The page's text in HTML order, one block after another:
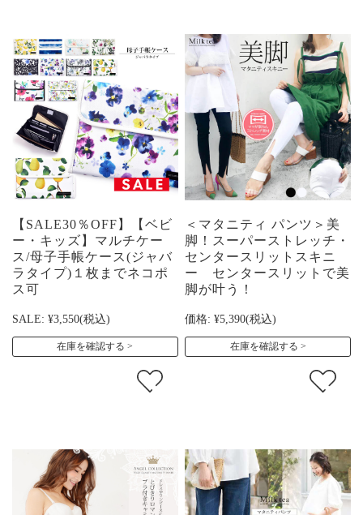
【SALE30％OFF】【ベビ
ー・キッズ】マルチケー
ス/母子手帳ケース(ジャバ
ラタイプ)１枚までネコポ
ス可
SALE: ¥3,550(税込)
在庫を確認する
＜マタニティ パンツ＞美
脚！スーパーストレッチ・
センタースリットスキニ
ー センタースリットで美
脚が叶う！
価格: ¥5,390(税込)
在庫を確認する